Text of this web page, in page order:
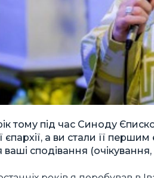
тому під час Синоду
єпархії, а ви стали її
сподівання